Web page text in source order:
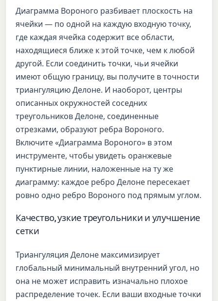
Диаграмма Вороного разбивает плоскость на
ячейки — по одной на каждую входную точку,
где каждая ячейка содержит все области,
находящиеся ближе к этой точке, чем к любой
другой. Если соединить точки, чьи ячейки
имеют общую границу, вы получите в точности
триангуляцию Делоне. И наоборот, центры
описанных окружностей соседних
треугольников Делоне, соединенные
отрезками, образуют ребра Вороного.
Включите «Диаграмма Вороного» в этом
инструменте, чтобы увидеть оранжевые
пунктирные линии, наложенные на ту же
диаграмму: каждое ребро Делоне пересекает
ровно одно ребро Вороного под прямым углом.
Качество, узкие треугольники и улучшение
сетки
Триангуляция Делоне максимизирует
глобальный минимальный внутренний угол, но
она не может исправить изначально плохое
распределение точек. Если ваши входные точки